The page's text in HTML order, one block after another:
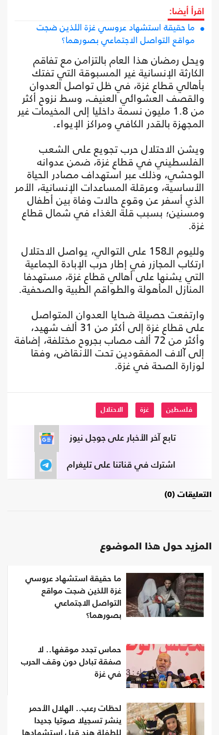
اقرأ أيضا:
ما حقيقة استشهاد عروسي غزة اللذين ضجت
مواقع التواصل الاجتماعي بصورهما؟
ويحل رمضان هذا العام بالتزامن مع تفاقم
الكارثة الإنسانية غير المسبوقة التي تفتك
بأهالي قطاع غزة، في ظل تواصل العدوان
والقصف العشوائي العنيف، وسط نزوح أكثر
من 1.8 مليون نسمة داخليا إلى المخيمات غير
المجهزة بالقدر الكافي ومراكز الإيواء.
ويشن الاحتلال حرب تجويع على الشعب
الفلسطيني في قطاع غزة، ضمن عدوانه
الوحشي، وذلك عبر استهداف مصادر الحياة
الأساسية، وعرقلة المساعدات الإنسانية، الأمر
الذي أسفر عن وقوع حالات وفاة بين أطفال
ومسنين؛ بسبب قلة الغذاء في شمال قطاع
غزة.
ولليوم الـ158 على التوالي، يواصل الاحتلال
ارتكاب المجازر في إطار حرب الإبادة الجماعية
التي يشنها على أهالي قطاع غزة، مستهدفا
المنازل المأهولة والطواقم الطبية والصحفية.
وارتفعت حصيلة ضحايا العدوان المتواصل
على قطاع غزة إلى أكثر من 31 ألف شهيد،
وأكثر من 72 ألف مصاب بجروح مختلفة، إضافة
إلى آلاف المفقودين تحت الأنقاض، وفقا
لوزارة الصحة في غزة.
فلسطين غزة الاحتلال
تابع آخر الأخبار على جوجل نيوز
اشترك في قناتنا على تليغرام
التعليقات (0)
المزيد حول هذا الموضوع
ما حقيقة استشهاد عروسي
غزة اللذين ضجت مواقع
التواصل الاجتماعي
بصورهما؟
حماس تجدد موقفها.. لا
صفقة تبادل دون وقف الحرب
في غزة
لحظات رعب.. الهلال الأحمر
ينشر تسجيلا صوتيا جديدا
للطفلة هند قبل استشهادها